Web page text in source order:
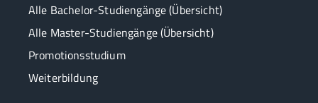
Alle Bachelor-Studiengänge (Übersicht)
Alle Master-Studiengänge (Übersicht)
Promotionsstudium
Weiterbildung